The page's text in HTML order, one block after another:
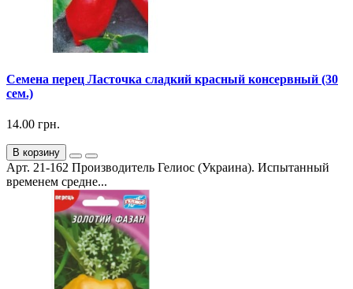
Семена перец Ласточка сладкий красный консервный (30
сем.)
14.00 грн.
В корзину
Арт. 21-162 Производитель Гелиос (Украина). Испытанный
временем средне...